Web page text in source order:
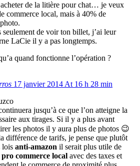
de la litière pour chat… je veux
commerce local, mais à 40% de
de voir ton billet, j’ai leur
LaCie il y a pas longtemps.
quand fonctionne l’opération ?
17 janvier 2014 At 16 h 28 min
jusqu’à ce que l’on atteigne la
aux tirages. Si il y a plus avant
les photos il y aura plus de photos 😉
différence de tarifs, je pense que plutôt
lois anti-amazon il serait plus utile de
pro commerce local avec des taxes et